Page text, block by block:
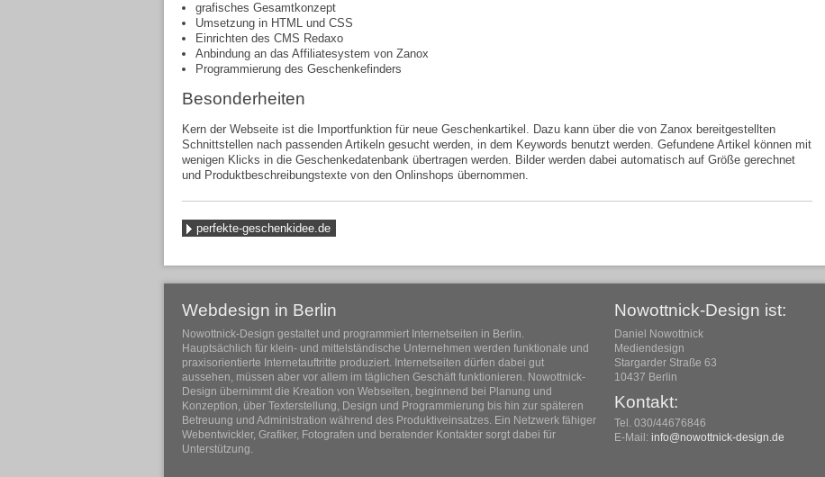
grafisches Gesamtkonzept
Umsetzung in HTML und CSS
Einrichten des CMS Redaxo
Anbindung an das Affiliatesystem von Zanox
Programmierung des Geschenkefinders
Besonderheiten
Kern der Webseite ist die Importfunktion für neue Geschenkartikel. Dazu kann über die von Zanox bereitgestellten
Schnittstellen nach passenden Artikeln gesucht werden, in dem Keywords benutzt werden. Gefundene Artikel können mit
wenigen Klicks in die Geschenkedatenbank übertragen werden. Bilder werden dabei automatisch auf Größe gerechnet
und Produktbeschreibungstexte von den Onlinshops übernommen.
perfekte-geschenkidee.de
Webdesign in Berlin
Nowottnick-Design gestaltet und programmiert Internetseiten in Berlin.
Hauptsächlich für klein- und mittelständische Unternehmen werden funktionale und
praxisorientierte Internetauftritte produziert. Internetseiten dürfen dabei gut
aussehen, müssen aber vor allem im täglichen Geschäft funktionieren. Nowottnick-
Design übernimmt die Kreation von Webseiten, beginnend bei Planung und
Konzeption, über Texterstellung, Design und Programmierung bis hin zur späteren
Betreuung und Administration während des Produktiveinsatzes. Ein Netzwerk fähiger
Webentwickler, Grafiker, Fotografen und beratender Kontakter sorgt dabei für
Unterstützung.
Nowottnick-Design ist:
Daniel Nowottnick
Mediendesign
Stargarder Straße 63
10437 Berlin
Kontakt:
Tel. 030/44676846
E-Mail: info@nowottnick-design.de